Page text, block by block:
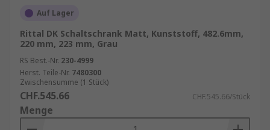
Auf Lager
Rittal DK Schaltschrank Matt, Kunststoff, 482.6mm,
220 mm, 223 mm, Grau
RS Best.-Nr. 230-4999
Herst. Teile-Nr. 7480300
Zwischensumme (1 Stück)
CHF.545.66 CHF.545.66/Stück
Menge